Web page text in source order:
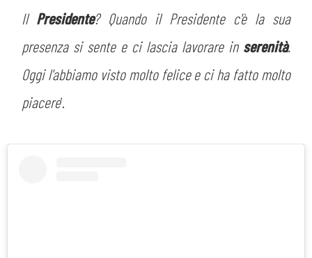
Il Presidente? Quando il Presidente c'è la sua
presenza si sente e ci lascia lavorare in serenità.
Oggi l'abbiamo visto molto felice e ci ha fatto molto
piacere'.